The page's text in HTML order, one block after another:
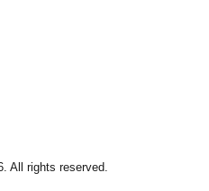
All rights reserved.